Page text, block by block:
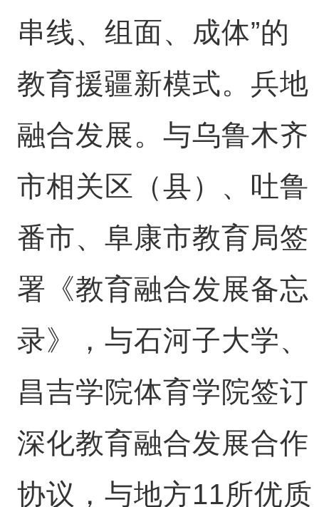
串线、组面、成体”的
教育援疆新模式。兵地
融合发展。与乌鲁木齐
市相关区（县）、吐鲁
番市、阜康市教育局签
署《教育融合发展备忘
录》，与石河子大学、
昌吉学院体育学院签订
深化教育融合发展合作
协议，与地方11所优质